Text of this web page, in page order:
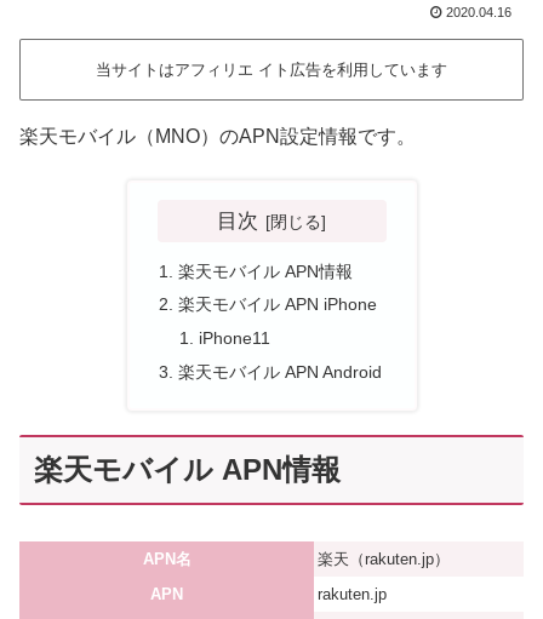
2020.04.16
当サイトはアフィリエ イト広告を利用しています
楽天モバイル（MNO）のAPN設定情報です。
目次
楽天モバイル APN情報
楽天モバイル APN iPhone
iPhone11
楽天モバイル APN Android
楽天モバイル APN情報
APN名
楽天（rakuten.jp）
APN
rakuten.jp